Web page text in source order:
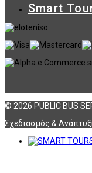
Smart
© 2026 PUBLIC BUS
Σχεδιασμός &